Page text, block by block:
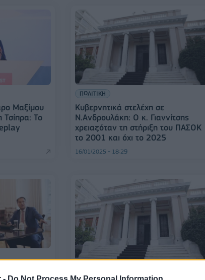
Μαξίμου
Το
ΠΟΛΙΤΙΚΗ
Κυβερνητικά στελέχη σε
Ν.Ανδρουλάκη: Ο κ. Γιαννίτσης
χρειαζόταν τη στήριξη του ΠΑΣΟΚ
το 2001 και όχι το 2025
16/01/2025 - 18:29